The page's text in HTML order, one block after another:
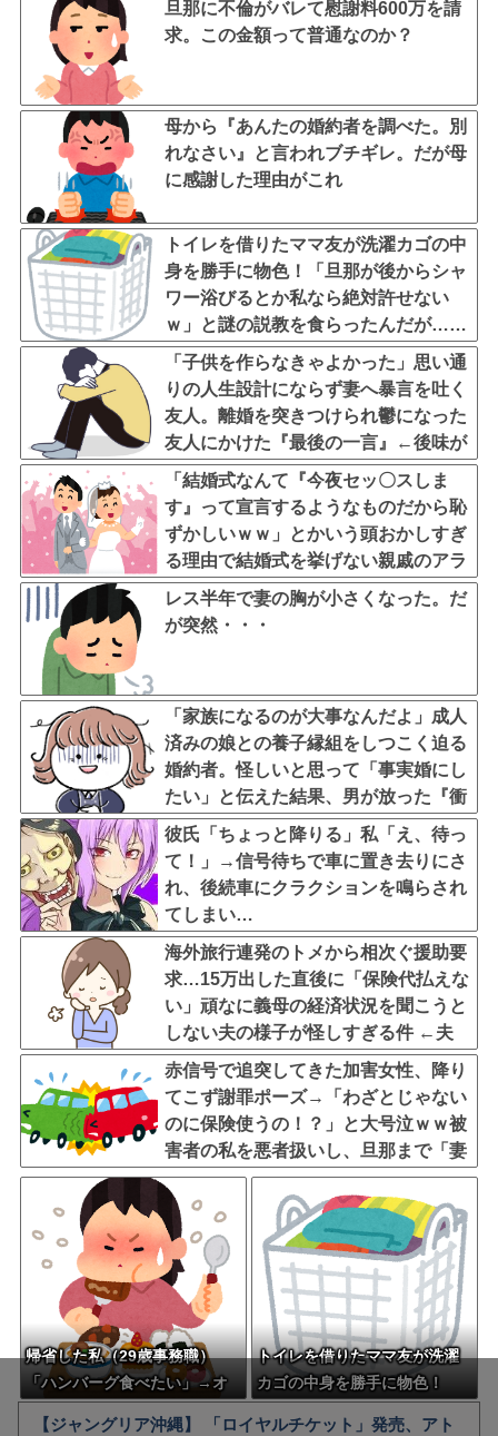
旦那に不倫がバレて慰謝料600万を請
求。この金額って普通なのか？
母から『あんたの婚約者を調べた。別
れなさい』と言われブチギレ。だが母
に感謝した理由がこれ
トイレを借りたママ友が洗濯カゴの中
身を勝手に物色！「旦那が後からシャ
ワー浴びるとか私なら絶対許せない
ｗ」と謎の説教を食らったんだが……
人の家の洗濯カゴのぞくなよ
「子供を作らなきゃよかった」思い通
りの人生設計にならず妻へ暴言を吐く
友人。離婚を突きつけられ鬱になった
友人にかけた『最後の一言』←後味が
悪すぎて心が痛む
「結婚式なんて『今夜セッ〇スしま
す』って宣言するようなものだから恥
ずかしいｗｗ」とかいう頭おかしすぎ
る理由で結婚式を挙げない親戚のアラ
サー女子ｗｗｗｗｗ
レス半年で妻の胸が小さくなった。だ
が突然・・・
「家族になるのが大事なんだよ」成人
済みの娘との養子縁組をしつこく迫る
婚約者。怪しいと思って「事実婚にし
たい」と伝えた結果、男が放った『衝
撃の反応』←金目当てだと自白したよ
うなもんｗｗｗ
彼氏「ちょっと降りる」私「え、待っ
て！」→信号待ちで車に置き去りにさ
れ、後続車にクラクションを鳴らされ
てしまい…
海外旅行連発のトメから相次ぐ援助要
求…15万出した直後に「保険代払えな
い」頑なに義母の経済状況を聞こうと
しない夫の様子が怪しすぎる件 ←夫
しっかりしろよ
赤信号で追突してきた加害女性、降り
てこず謝罪ポーズ→「わざとじゃない
のに保険使うの！？」と大号泣ｗｗ被
害者の私を悪者扱いし、旦那まで「妻
を強く言わないで」と庇い出す地獄の
事故現場
帰省した私（29歳事務職）
「ハンバーグ食べたい」→オ
トイレを借りたママ友が洗濯
カゴの中身を勝手に物色！
【ジャングリア沖縄】 「ロイヤルチケット」発売、アト